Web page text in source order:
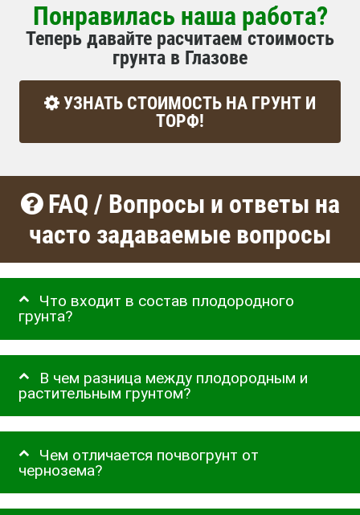
Понравилась наша работа?
Теперь давайте расчитаем стоимость
грунта в Глазове
УЗНАТЬ СТОИМОСТЬ НА ГРУНТ И
ТОРФ!
FAQ / Вопросы и ответы на
часто задаваемые вопросы
Что входит в состав плодородного
грунта?
В чем разница между плодородным и
растительным грунтом?
Чем отличается почвогрунт от
чернозема?